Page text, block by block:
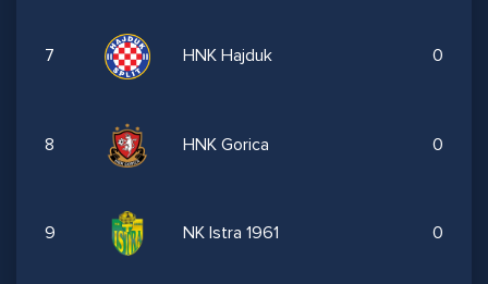
7 HNK Hajduk 0
8 HNK Gorica 0
9 NK Istra 1961 0